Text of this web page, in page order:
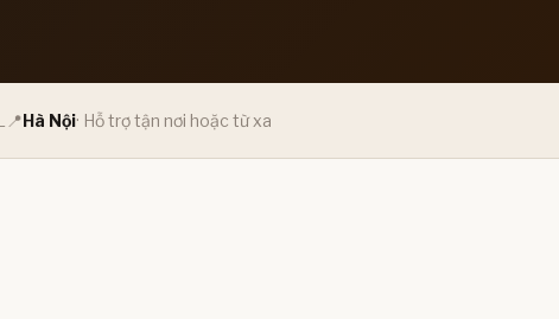
📍Hà Nội· Hỗ trợ tận nơi hoặc từ xa